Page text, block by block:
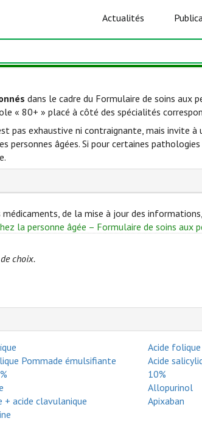
Actualités
dans le cadre du Formulaire de soins aux
« 80+ » placé à côté des spécialités
pas exhaustive ni contraignante, mais invite
âgées. Si pour certaines pathologies
de la mise à jour des
la personne âgée – Formulaire de soins aux
choix.
Acide folique
Pommade émulsifiante
Acide
10%
Allopurinol
+ acide clavulanique Apixaban